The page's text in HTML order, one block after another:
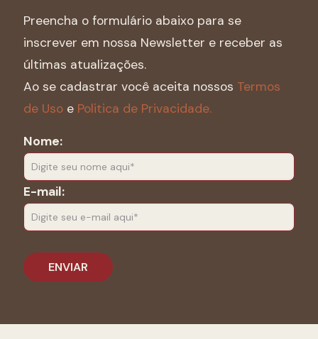
Preencha o formulário abaixo para se
inscrever em nossa Newsletter e receber as
últimas atualizações.
Ao se cadastrar você aceita nossos Termos
de Uso e Politica de Privacidade.
Nome:
E-mail: